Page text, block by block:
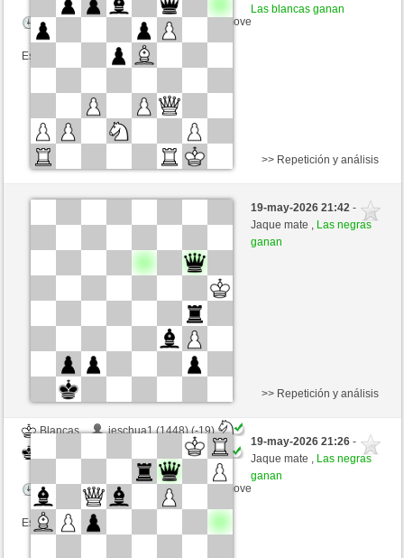
Tiempo: 15 minutes/side + 0 seconds/move
Esta partida es por puntos
Las blancas ganan
Negras
jeschua1 (1429) (-17)
Tiempo: 10 minutes/side + 0 seconds/move
>> Repetición y análisis
19-may-2026 21:42-
Jaque mate , Las negras
ganan
Blancas
jeschua1 (1448) (-19)
mario39 (1387) (+19)
Tiempo: 10 minutes/side + 0 seconds/move
Esta partida es por puntos
>> Repetición y análisis
19-may-2026 21:26-
Jaque mate , Las negras
ganan